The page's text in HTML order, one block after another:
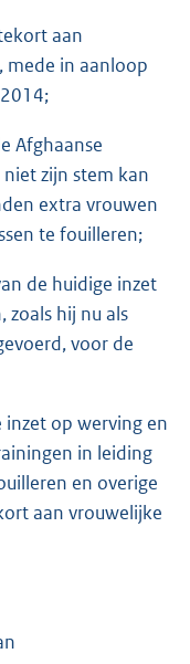
aan
mede in aanloop
Afghaanse
zijn stem kan
extra vrouwen
te fouilleren;
de huidige inzet
zoals hij nu als
voor de
op werving en
in leiding
en overige
aan vrouwelijke